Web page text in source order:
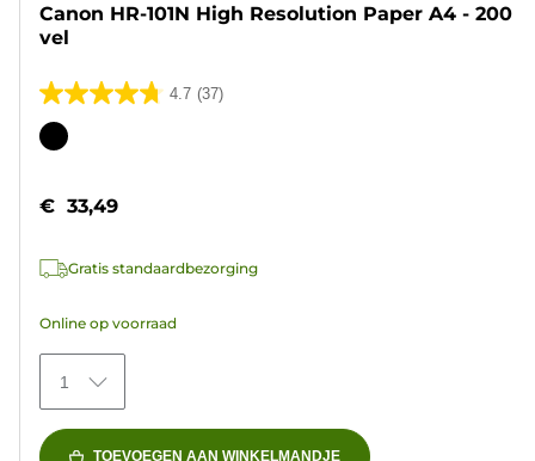
Canon HR-101N High Resolution Paper A4 - 200
vel
4.7 (37)
4.7
van
sterren.
beoordelingen
Kleurencartridge
€ 33,49
Gratis standaardbezorging
Online op voorraad
1
TOEVOEGEN AAN WINKELMANDJE